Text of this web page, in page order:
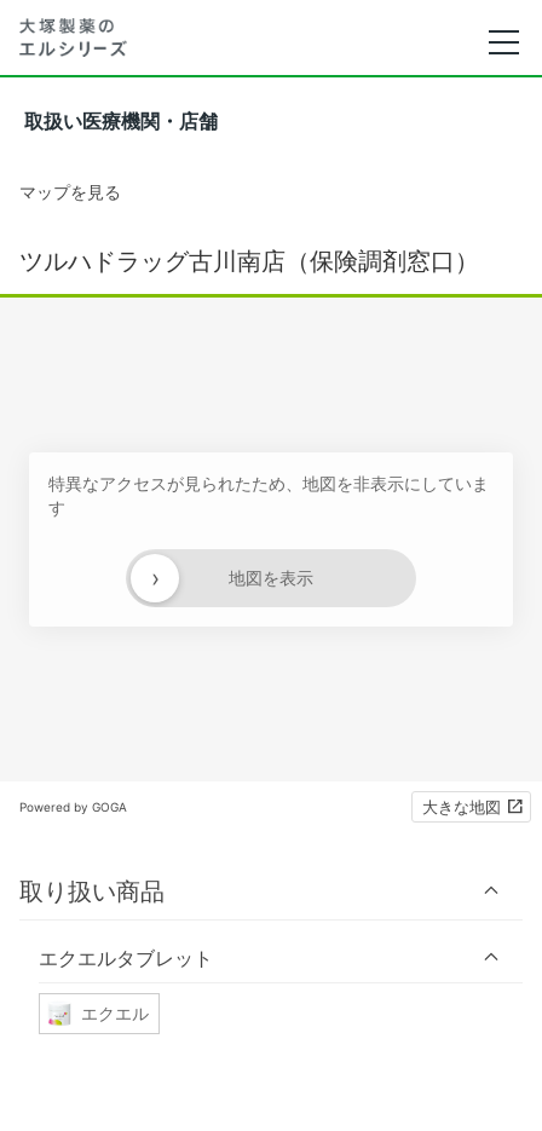
取扱い医療機関・店舗
マップを見る
ツルハドラッグ古川南店（保険調剤窓口）
特異なアクセスが見られたため、地図を非表示にしていま
す
地図を表示
›
Powered by GOGA 大きな地図
取り扱い商品
エクエルタブレット
エクエル